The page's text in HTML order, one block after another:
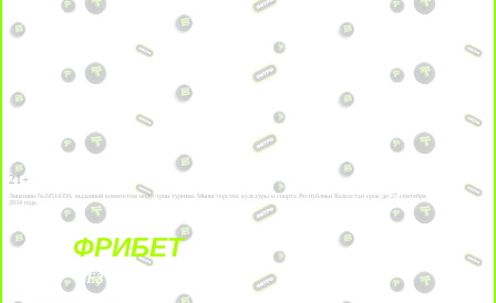
21+
Лицензии №24514359, выданной комитетом индустрии туризма Министерства культуры и спорта Республики Казахстан срок до 27 сентября
2034 года.
ФРИБЕТ
БЕЗ УСЛОВИЙ